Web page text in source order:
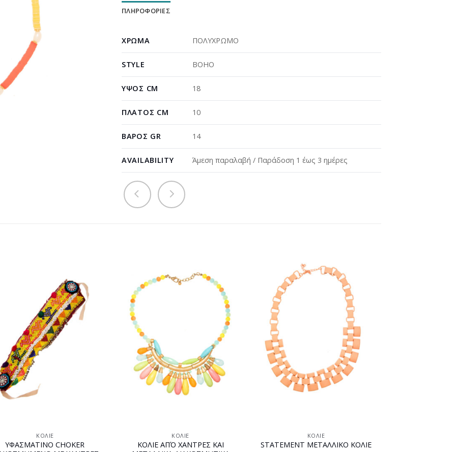
ΠΛΗΡΟΦΟΡΊΕΣ
ΧΡΏΜΑ ΠΟΛΥΧΡΩΜΟ
STYLE BOHO
ΎΨΟΣ CM 18
ΠΛΆΤΟΣ CM 10
ΒΆΡΟΣ GR 14
AVAILABILITY Άμεση παραλαβή / Παράδοση 1 έως 3 ημέρες
Προσθήκη
στη
wishlist
ΚΟΛΙΈ
ΥΦΑΣΜΑΤΙΝΟ CHOKER
Προσθήκη
στη
wishlist
ΚΟΛΙΈ
ΚΟΛΙΕ ΑΠΌ ΧΑΝΤΡΕΣ ΚΑΙ
Προσθήκη
στη
wishlist
ΚΟΛΙΈ
STATEMENT ΜΕΤΑΛΛΙΚΟ ΚΟΛΙΕ